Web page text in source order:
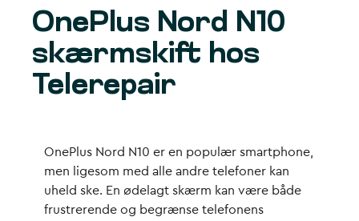
Find butik
Erhverv
OnePlus Nord N10
skærmskift hos
Telerepair
OnePlus Nord N10 er en populær smartphone,
men ligesom med alle andre telefoner kan
uheld ske. En ødelagt skærm kan være både
frustrerende og begrænse telefonens